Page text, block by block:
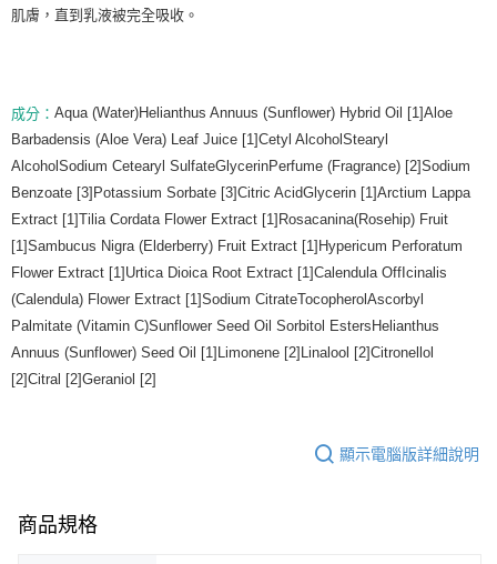
肌膚，直到乳液被完全吸收。
成分： Aqua (Water)Helianthus Annuus (Sunflower) Hybrid Oil [1]Aloe
Barbadensis (Aloe Vera) Leaf Juice [1]Cetyl AlcoholStearyl
AlcoholSodium Cetearyl SulfateGlycerinPerfume (Fragrance) [2]Sodium
Benzoate [3]Potassium Sorbate [3]Citric AcidGlycerin [1]Arctium Lappa
Extract [1]Tilia Cordata Flower Extract [1]Rosacanina(Rosehip) Fruit
[1]Sambucus Nigra (Elderberry) Fruit Extract [1]Hypericum Perforatum
Flower Extract [1]Urtica Dioica Root Extract [1]Calendula OffIcinalis
(Calendula) Flower Extract [1]Sodium CitrateTocopherolAscorbyl
Palmitate (Vitamin C)Sunflower Seed Oil Sorbitol EstersHelianthus
Annuus (Sunflower) Seed Oil [1]Limonene [2]Linalool [2]Citronellol
[2]Citral [2]Geraniol [2]
顯示電腦版詳細說明
商品規格